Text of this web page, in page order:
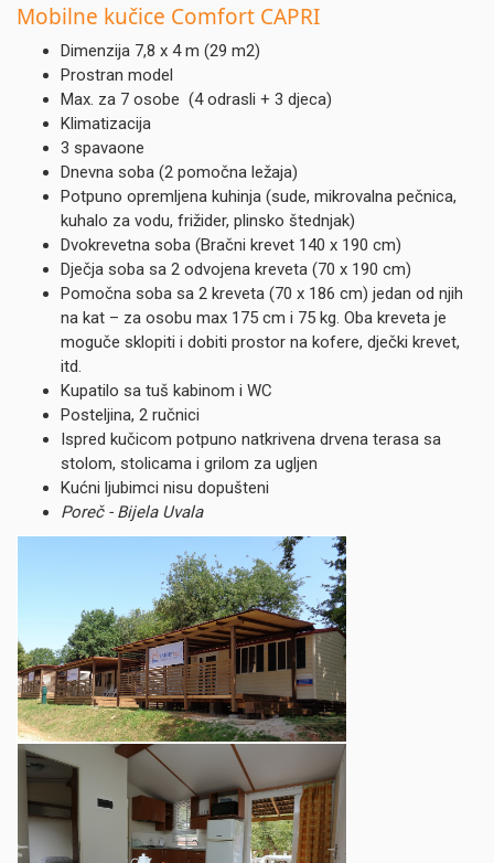
Mobilne kučice Comfort CAPRI
Dimenzija 7,8 x 4 m (29 m2)
Prostran model
Max. za 7 osobe (4 odrasli + 3 djeca)
Klimatizacija
3 spavaone
Dnevna soba (2 pomočna ležaja)
Potpuno opremljena kuhinja (sude, mikrovalna pečnica,
kuhalo za vodu, frižider, plinsko štednjak)
Dvokrevetna soba (Bračni krevet 140 x 190 cm)
Dječja soba sa 2 odvojena kreveta (70 x 190 cm)
Pomočna soba sa 2 kreveta (70 x 186 cm) jedan od njih
na kat – za osobu max 175 cm i 75 kg. Oba kreveta je
moguče sklopiti i dobiti prostor na kofere, dječki krevet,
itd.
Kupatilo sa tuš kabinom i WC
Posteljina, 2 ručnici
Ispred kučicom potpuno natkrivena drvena terasa sa
stolom, stolicama i grilom za ugljen
Kućni ljubimci nisu dopušteni
Poreč - Bijela Uvala